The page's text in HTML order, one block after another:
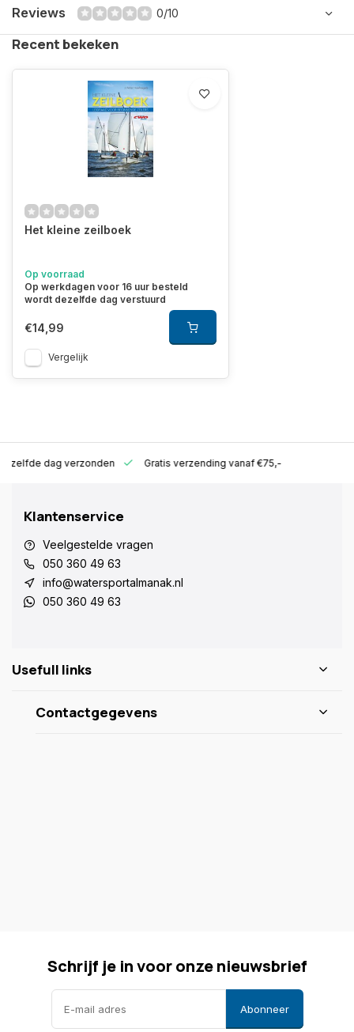
Reviews 0/10
Recent bekeken
Het kleine zeilboek
Op voorraad
Op werkdagen voor 16 uur besteld
wordt dezelfde dag verstuurd
€14,99
Vergelijk
zelfde dag verzonden Gratis verzending vanaf €75,-
Klantenservice
Veelgestelde vragen
050 360 49 63
info@watersportalmanak.nl
050 360 49 63
Usefull links
Contactgegevens
Schrijf je in voor onze nieuwsbrief
Abonneer